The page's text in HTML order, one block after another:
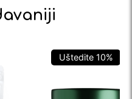
Uštedite 10%